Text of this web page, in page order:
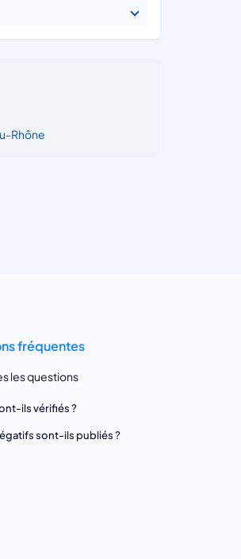
Rhône
fréquentes
les questions
ils vérifiés ?
sont-ils publiés ?